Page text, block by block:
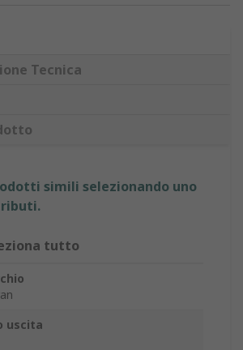
Tecnica
simili selezionando uno
tutto
uscita